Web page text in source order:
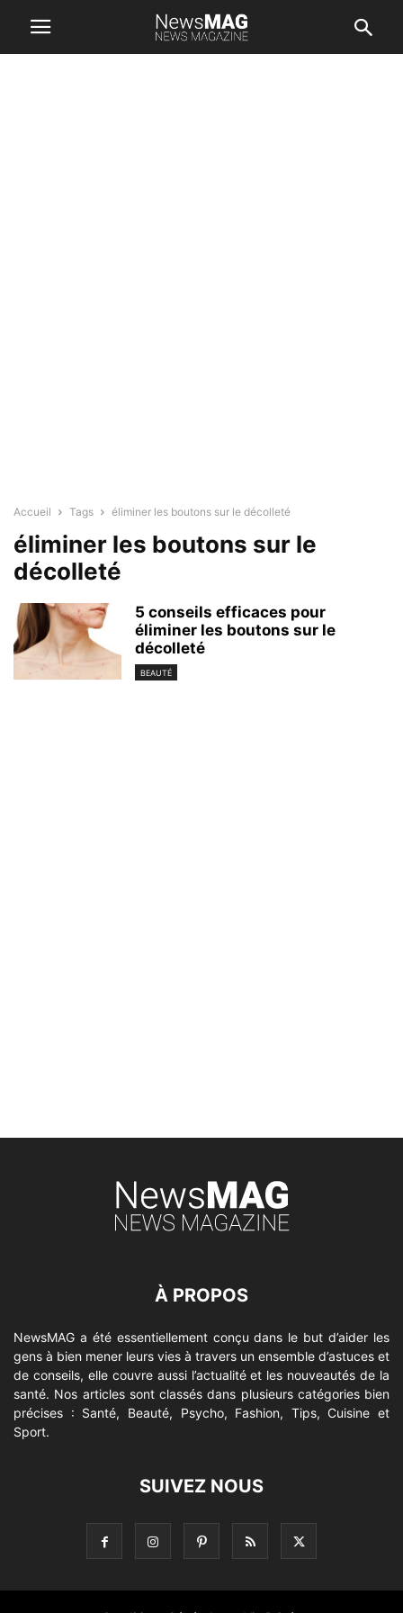
Accueil Tags éliminer les boutons sur le décolleté
éliminer les boutons sur le
décolleté
5 conseils efficaces pour
éliminer les boutons sur le
décolleté
BEAUTÉ
À PROPOS
NewsMAG a été essentiellement conçu dans le but d’aider les
gens à bien mener leurs vies à travers un ensemble d’astuces et
de conseils, elle couvre aussi l’actualité et les nouveautés de la
santé. Nos articles sont classés dans plusieurs catégories bien
précises : Santé, Beauté, Psycho, Fashion, Tips, Cuisine et
Sport.
SUIVEZ NOUS